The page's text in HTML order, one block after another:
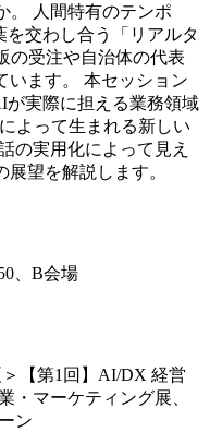
。 人間特有のテンポ
を交わし合う「リアルタ
の受注や自治体の代表
います。 本セッション
が実際に担える業務領域
よって生まれる新しい
の実用化によって見え
望を解説します。
、B会場
【第1回】AI/DX 経営
・マーケティング展、
ン